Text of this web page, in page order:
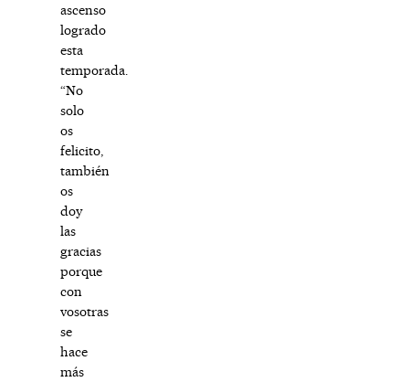
ascenso
logrado
esta
temporada.
“No
solo
os
felicito,
también
os
doy
las
gracias
porque
con
vosotras
se
hace
más